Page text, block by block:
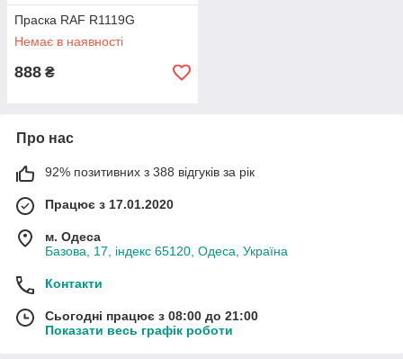
Праска RAF R1119G
Немає в наявності
888 ₴
Про нас
92% позитивних з 388 відгуків за рік
Працює з 17.01.2020
м. Одеса
Базова, 17, індекс 65120, Одеса, Україна
Контакти
Сьогодні працює з 08:00 до 21:00
Показати весь графік роботи